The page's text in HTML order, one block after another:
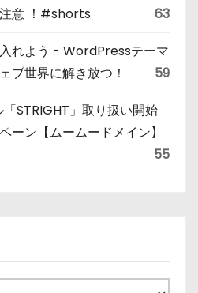
意 ！#shorts 63
れよう - WordPressテーマ
ブ世界に解き放つ！
59
STRIGHT」取り扱い開始
ーン【ムームードメイン】
55